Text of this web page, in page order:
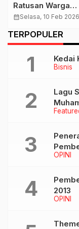
Ratusan Warga
Prambanan,
Pentingnya
Bhineka Tunggal
Negara Majemuk
calendar_monthSelasa, 10 Feb 2026
TERPOPULER
Bisnis
Kedai
Lagu
OPINI
OPINI
2013